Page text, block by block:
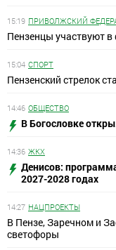
15:19 ПРИВОЛЖСКИЙ
Пензенцы участвуют
15:04 СПОРТ
Пензенский стрелок
14:46 ОБЩЕСТВО
В Богословке
14:36 ЖКХ
Денисов:
2027-2028 годах
14:27 НАЦПРОЕКТЫ
В Пензе, Заречном и
светофоры